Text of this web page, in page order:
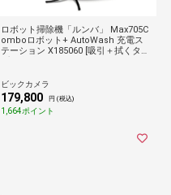
ロボット掃除機「ルンバ」 Max705C
omboロボット+ AutoWash 充電ス
テーション X185060 [吸引＋拭くタイ
ビックカメラ
179,800 円 (税込)
1,664ポイント